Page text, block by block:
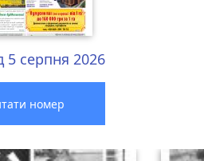
5 серпня 2026
номер